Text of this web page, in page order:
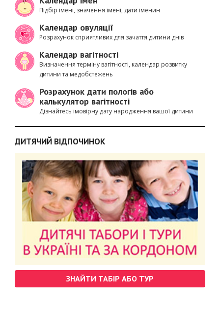
Підбір імені, значення імені, дати іменин
Календар овуляції
Розрахунок сприятливих для зачаття дитини днів
Календар вагітності
Визначення терміну вагітності, календар розвитку
дитини та медобстежень
Розрахунок дати пологів або
калькулятор вагітності
Дізнайтесь імовірну дату народження вашої дитини
ДИТЯЧИЙ ВІДПОЧИНОК
ЗНАЙТИ ТАБІР АБО ТУР